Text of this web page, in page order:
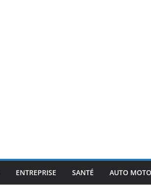
ENTREPRISE SANTÉ AUTO MOTO